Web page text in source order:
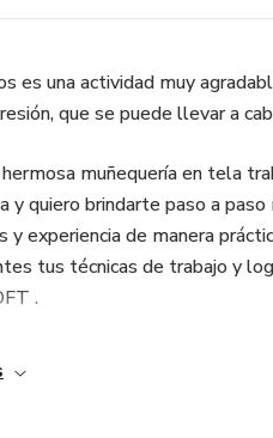
es una actividad muy
que se puede llevar a
muñequería en tela
y quiero brindarte paso a
y experiencia de manera
tus técnicas de trabajo y
.